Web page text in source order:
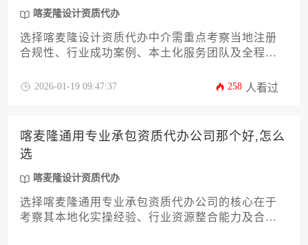
喀麦隆设计资质代办
选择喀麦隆设计资质代办中介需重点考察当地注册
合规性、行业成功案例、本土化服务团队及全程透
性评价可筛选出可靠合作伙伴。
2026-01-19 09:47:37 258 人看过
喀麦隆通用专业承包资质代办公司那个好,怎么
选
喀麦隆设计资质代办
选择喀麦隆通用专业承包资质代办公司的核心在于
考察其本地化实操经验、行业资源整合能力及合规